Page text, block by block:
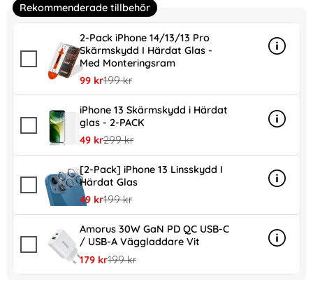
Rekommenderade tillbehör
2-Pack iPhone 14/13/13 Pro
Skärmskydd I Härdat Glas -
Med Monteringsram
rea pris
99 krtidigare pris
199 kr
Info
mer
iPhone 13 Skärmskydd i Härdat
glas - 2-PACK
rea pris
49 krtidigare pris
299 kr
Info
mer
[2-Pack] iPhone 13 Linsskydd I
Härdat Glas
rea pris
49 krtidigare pris
199 kr
Info
mer
Amorus 30W GaN PD QC USB-C
/ USB-A Väggladdare Vit
rea pris
179 krtidigare pris
199 kr
Info
mer